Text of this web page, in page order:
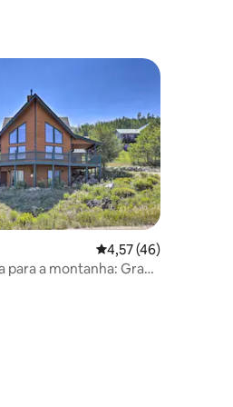
4,57 de uma
4,57 (46)
para a montanha: Grand